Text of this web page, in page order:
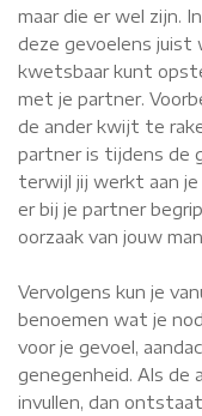
maar die er wel zijn.
deze gevoelens
kwetsbaar kunt
met je partner.
de ander kwijt te
partner is tijdens de
terwijl jij werkt aan
er bij je partner
oorzaak van jouw
Vervolgens kun je
benoemen wat je
voor je gevoel,
genegenheid. Als de
invullen, dan